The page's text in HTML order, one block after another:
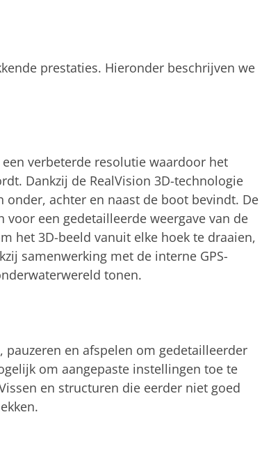
prestaties. Hieronder beschrijven we
verbeterde resolutie waardoor het
Dankzij de RealVision 3D-technologie
achter en naast de boot bevindt. De
een gedetailleerde weergave van de
het 3D-beeld vanuit elke hoek te draaien,
samenwerking met de interne GPS-
tonen.
en afspelen om gedetailleerder
om aangepaste instellingen toe te
en structuren die eerder niet goed